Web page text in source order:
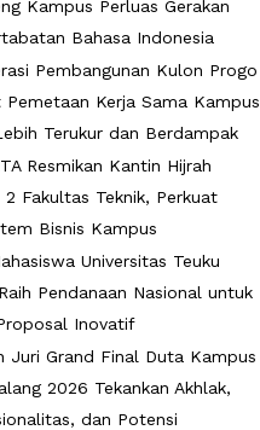
Kampus Perluas Gerakan
Bahasa Indonesia
Pembangunan Kulon Progo
Pemetaan Kerja Sama Kampus
Terukur dan Berdampak
Resmikan Kantin Hijrah
2 Fakultas Teknik, Perkuat
Bisnis Kampus
Universitas Teuku
Pendanaan Nasional untuk
Inovatif
Juri Grand Final Duta Kampus
2026 Tekankan Akhlak,
dan Potensi